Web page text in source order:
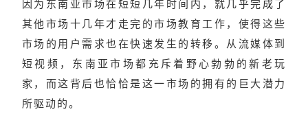
因为东南亚市场在短短几年时间内，就几乎完成了
其他市场十几年才走完的市场教育工作，使得这些
市场的用户需求也在快速发生的转移。从流媒体到
短视频，东南亚市场都充斥着野心勃勃的新老玩
家，而这背后也恰恰是这一市场的拥有的巨大潜力
所驱动的。